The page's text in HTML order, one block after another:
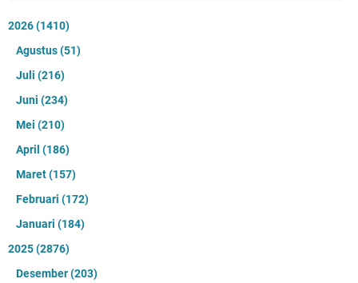
2026(1410)
Agustus(51)
Juli (216)
Juni (234)
Mei (210)
April (186)
Maret(157)
Februari (172)
Januari (184)
2025(2876)
Desember(203)